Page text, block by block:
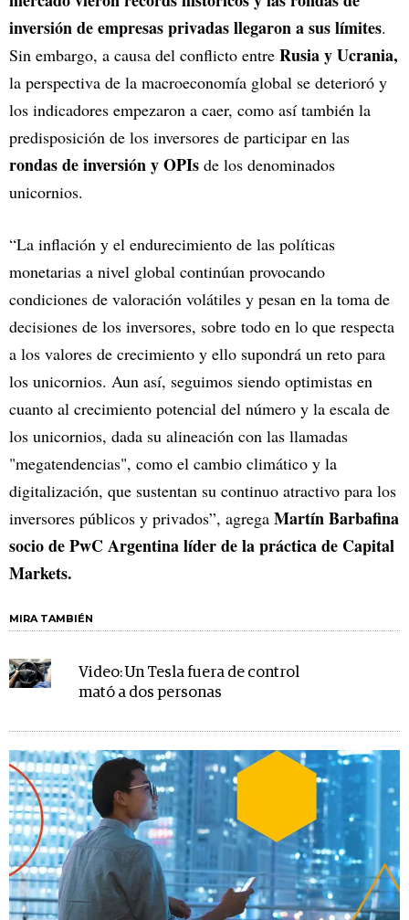
inversión de empresas privadas llegaron a sus límites.
Sin embargo, a causa del conflicto entre Rusia y Ucrania,
la perspectiva de la macroeconomía global se deterioró y
los indicadores empezaron a caer, como así también la
predisposición de los inversores de participar en las
rondas de inversión y OPIs de los denominados
unicornios.
“La inflación y el endurecimiento de las políticas
monetarias a nivel global continúan provocando
condiciones de valoración volátiles y pesan en la toma de
decisiones de los inversores, sobre todo en lo que respecta
a los valores de crecimiento y ello supondrá un reto para
los unicornios. Aun así, seguimos siendo optimistas en
cuanto al crecimiento potencial del número y la escala de
los unicornios, dada su alineación con las llamadas
"megatendencias", como el cambio climático y la
digitalización, que sustentan su continuo atractivo para los
inversores públicos y privados”, agrega Martín Barbafina
socio de PwC Argentina líder de la práctica de Capital
Markets.
MIRA TAMBIÉN
Video: Un Tesla fuera de control
mató a dos personas